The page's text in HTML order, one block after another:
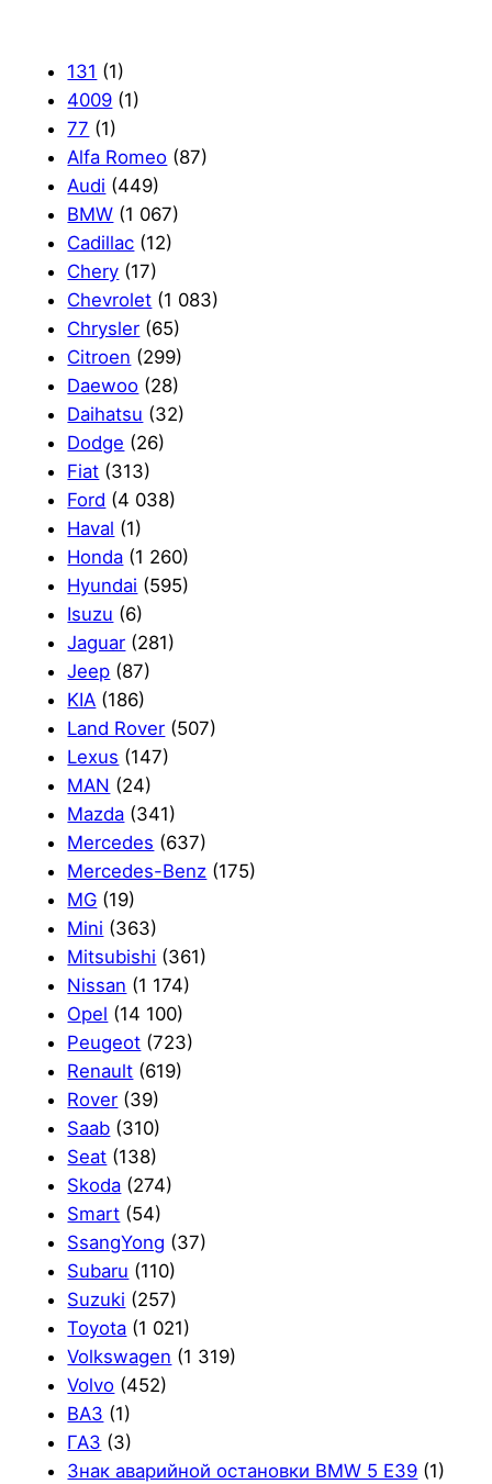
131 (1)
4009 (1)
77 (1)
Alfa Romeo (87)
Audi (449)
BMW (1 067)
Cadillac (12)
Chery (17)
Chevrolet (1 083)
Chrysler (65)
Citroen (299)
Daewoo (28)
Daihatsu (32)
Dodge (26)
Fiat (313)
Ford (4 038)
Haval (1)
Honda (1 260)
Hyundai (595)
Isuzu (6)
Jaguar (281)
Jeep (87)
KIA (186)
Land Rover (507)
Lexus (147)
MAN (24)
Mazda (341)
Mercedes (637)
Mercedes-Benz (175)
MG (19)
Mini (363)
Mitsubishi (361)
Nissan (1 174)
Opel (14 100)
Peugeot (723)
Renault (619)
Rover (39)
Saab (310)
Seat (138)
Skoda (274)
Smart (54)
SsangYong (37)
Subaru (110)
Suzuki (257)
Toyota (1 021)
Volkswagen (1 319)
Volvo (452)
ВАЗ (1)
ГАЗ (3)
Знак аварийной остановки BMW 5 E39 (1)